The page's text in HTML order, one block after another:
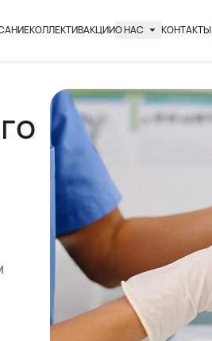
КОЛЛЕКТИВАКЦИИО НАС КОНТАКТЫ